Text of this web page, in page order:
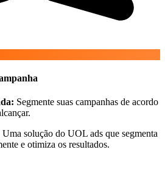
Segmente suas campanhas de acordo
Uma solução do UOL ads que segmenta
e otimiza os resultados.